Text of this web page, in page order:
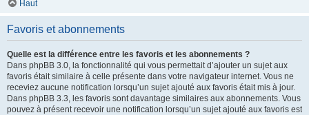
Haut
Favoris et abonnements
Quelle est la différence entre les favoris et les abonnements ?
Dans phpBB 3.0, la fonctionnalité qui vous permettait d’ajouter un sujet aux
favoris était similaire à celle présente dans votre navigateur internet. Vous ne
receviez aucune notification lorsqu’un sujet ajouté aux favoris était mis à jour.
Dans phpBB 3.3, les favoris sont davantage similaires aux abonnements. Vous
pouvez à présent recevoir une notification lorsqu’un sujet ajouté aux favoris est